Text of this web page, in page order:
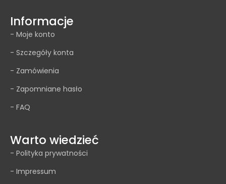
Informacje
- Moje konto
- Szczegóły konta
- Zamówienia
- Zapomniane hasło
- FAQ
Warto wiedzieć
- Polityka prywatności
- Impressum